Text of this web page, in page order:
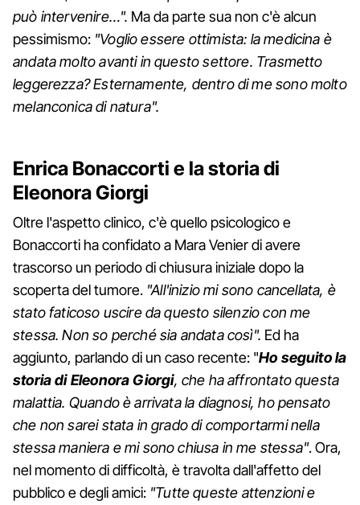
può intervenire…". Ma da parte sua non c'è alcun
pessimismo: "Voglio essere ottimista: la medicina è
andata molto avanti in questo settore. Trasmetto
leggerezza? Esternamente, dentro di me sono molto
melanconica di natura".
Enrica Bonaccorti e la storia di
Eleonora Giorgi
Oltre l'aspetto clinico, c'è quello psicologico e
Bonaccorti ha confidato a Mara Venier di avere
trascorso un periodo di chiusura iniziale dopo la
scoperta del tumore. "All'inizio mi sono cancellata, è
stato faticoso uscire da questo silenzio con me
stessa. Non so perché sia andata così". Ed ha
aggiunto, parlando di un caso recente: "Ho seguito la
storia di Eleonora Giorgi, che ha affrontato questa
malattia. Quando è arrivata la diagnosi, ho pensato
che non sarei stata in grado di comportarmi nella
stessa maniera e mi sono chiusa in me stessa". Ora,
nel momento di difficoltà, è travolta dall'affetto del
pubblico e degli amici: "Tutte queste attenzioni e